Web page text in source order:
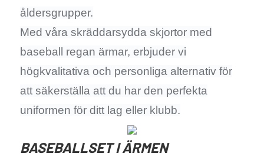
åldersgrupper.
Med våra skräddarsydda skjortor med
baseball regan ärmar, erbjuder vi
högkvalitativa och personliga alternativ för
att säkerställa att du har den perfekta
uniformen för ditt lag eller klubb.
BASEBALLSET I ÄRMEN